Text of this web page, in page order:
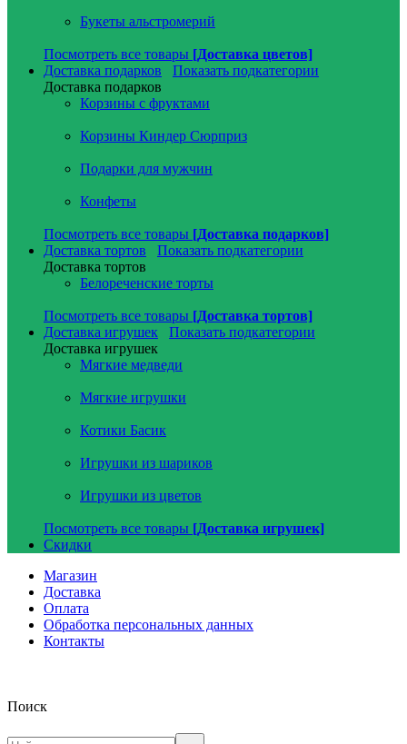
Букеты альстромерий
Посмотреть все товары [Доставка цветов]
Доставка подарков
Показать подкатегории
Доставка подарков
Корзины с фруктами
Корзины Киндер Сюрприз
Подарки для мужчин
Конфеты
Посмотреть все товары [Доставка подарков]
Доставка тортов
Показать подкатегории
Доставка тортов
Белореченские торты
Посмотреть все товары [Доставка тортов]
Доставка игрушек
Показать подкатегории
Доставка игрушек
Мягкие медведи
Мягкие игрушки
Котики Басик
Игрушки из шариков
Игрушки из цветов
Посмотреть все товары [Доставка игрушек]
Скидки
Магазин
Доставка
Оплата
Обработка персональных данных
Контакты
Поиск